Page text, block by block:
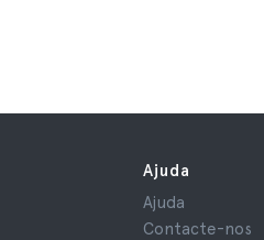
Ajuda
Ajuda
Contacte-nos